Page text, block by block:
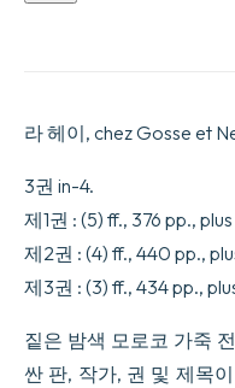
diverses
l'Académie
수
량
라 헤이, chez Gosse et
3권 in-4.
제1권 : (5) ff., 376 pp.,
제2권 : (4) ff., 440 pp.,
제3권 : (3) ff., 434 pp.,
짙은 밤색 모로코 가죽
싼 판, 작가, 권 및 제목